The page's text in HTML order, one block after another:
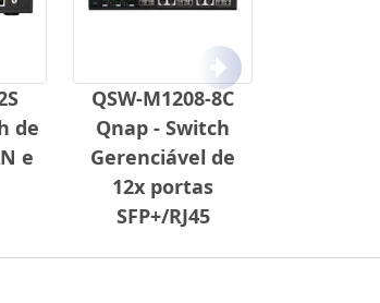
de
e
QSW-M1208-8C
Qnap - Switch
Gerenciável de
12x portas
SFP+/RJ45
Próximo